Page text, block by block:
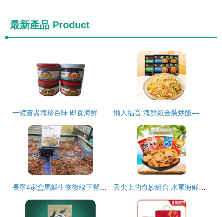
最新產品 Product